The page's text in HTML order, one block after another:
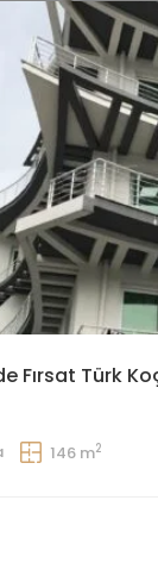
Fırsat Türk
146 m2